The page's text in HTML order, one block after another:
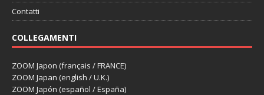
Contatti
COLLEGAMENTI
ZOOM Japon (français / FRANCE)
ZOOM Japan (english / U.K.)
ZOOM Japón (español / España)